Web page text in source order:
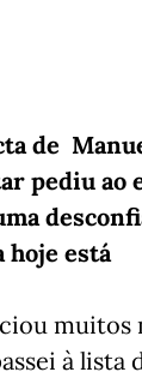
de
pediu ao
hoje está
muitos
à lista